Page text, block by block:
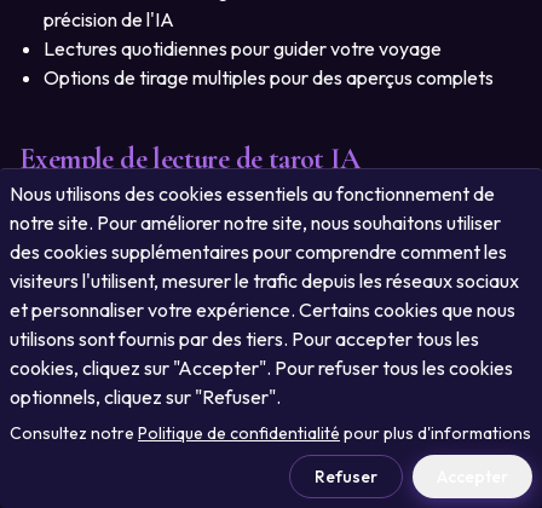
précision de l'IA
Lectures quotidiennes pour guider votre voyage
Options de tirage multiples pour des aperçus complets
Exemple de lecture de tarot IA
Date de naissance
Obtenez votre lecture de tarot IA
Voici un exemple de tirage à trois cartes généré par notre
système de tarot IA, offrant des aperçus sur votre passé,
Nous utilisons des cookies essentiels au fonctionnement de
notre site. Pour améliorer notre site, nous souhaitons utiliser
des cookies supplémentaires pour comprendre comment les
visiteurs l'utilisent, mesurer le trafic depuis les réseaux sociaux
et personnaliser votre expérience. Certains cookies que nous
utilisons sont fournis par des tiers. Pour accepter tous les
cookies, cliquez sur "Accepter". Pour refuser tous les cookies
optionnels, cliquez sur "Refuser".
Consultez notre Politique de confidentialité pour plus d'informations
Refuser